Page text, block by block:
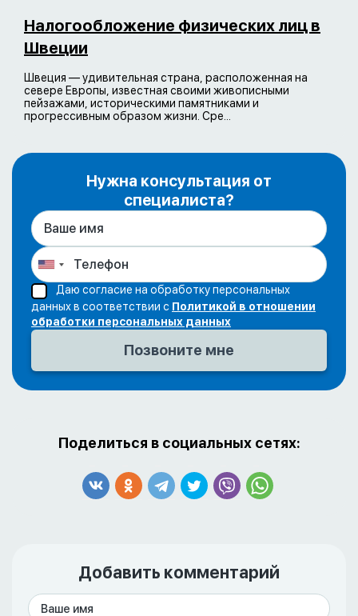
Налогообложение физических лиц в
Швеции
Швеция — удивительная страна, расположенная на
севере Европы, известная своими живописными
пейзажами, историческими памятниками и
прогрессивным образом жизни. Сре...
Нужна консультация от
специалиста?
Даю согласие на обработку персональных
данных в соответствии с Политикой в отношении
обработки персональных данных
Поделиться в социальных сетях:
Добавить комментарий